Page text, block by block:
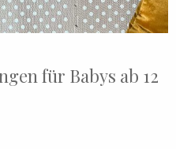
für Babys ab 12